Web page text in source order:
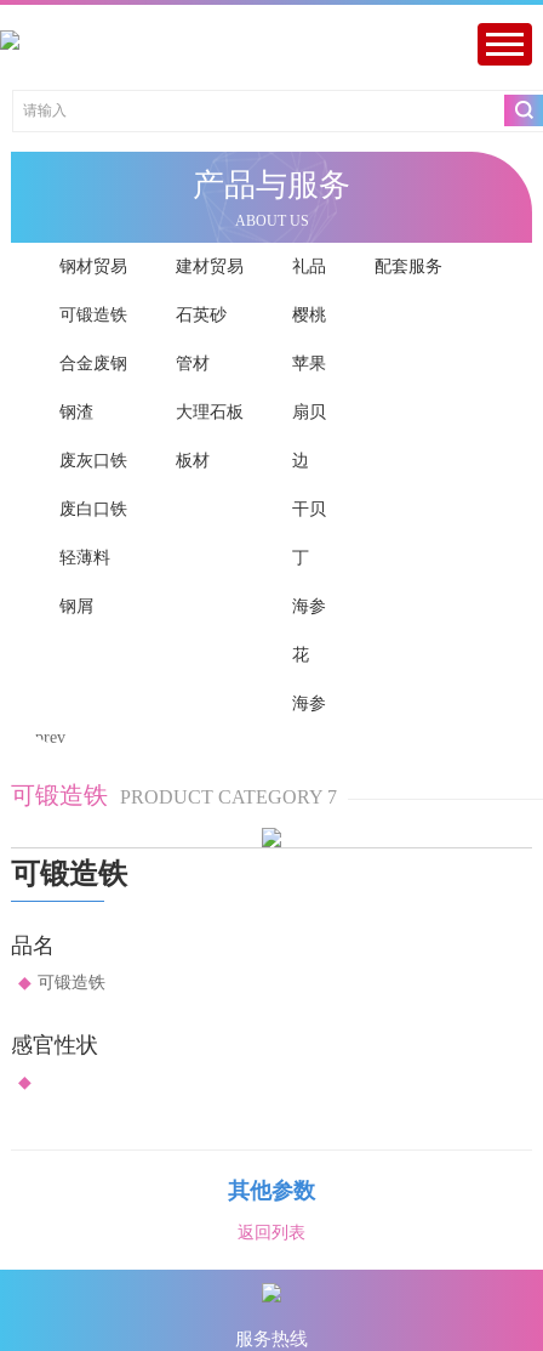
产品与服务
ABOUT US
钢材贸易
可锻造铁
合金废钢
钢渣
废灰口铁
废白口铁
轻薄料
钢屑
建材贸易
石英砂
管材
大理石板
板材
礼品
樱桃
苹果
扇贝
边
干贝
丁
海参
花
海参
配套服务
prev
可锻造铁 PRODUCT CATEGORY 7
可锻造铁
品名
◆ 可锻造铁
感官性状
◆
其他参数
返回列表
服务热线